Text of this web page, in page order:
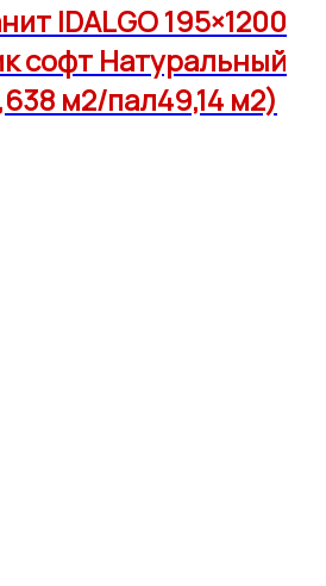
IDALGO 195×1200
софт Натуральный
м2/пал49,14 м2)